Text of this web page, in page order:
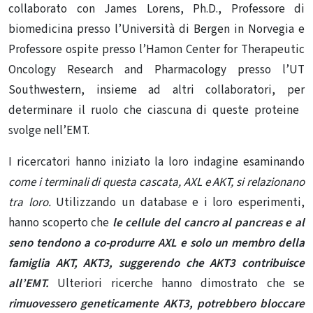
collaborato con James Lorens, Ph.D., Professore di
biomedicina presso l’Università di Bergen in Norvegia e
Professore ospite presso l’Hamon Center for Therapeutic
Oncology Research and Pharmacology presso l’UT
Southwestern, insieme ad altri collaboratori, per
determinare il ruolo che ciascuna di queste proteine ​​
svolge nell’EMT.
I ricercatori hanno iniziato la loro indagine esaminando
come i terminali di questa cascata, AXL e AKT, si relazionano
tra loro.Utilizzando un database e i loro esperimenti,
hanno scoperto che le cellule del cancro al pancreas e al
seno tendono a co-produrre AXL e solo un membro della
famiglia AKT, AKT3, suggerendo che AKT3 contribuisce
all’EMT. Ulteriori ricerche hanno dimostrato che se
rimuovessero geneticamente AKT3, potrebbero bloccare